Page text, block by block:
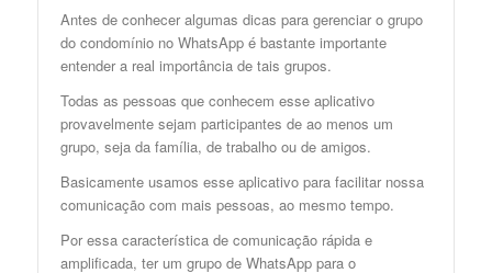
Antes de conhecer algumas dicas para gerenciar o grupo
do condomínio no WhatsApp é bastante importante
entender a real importância de tais grupos.
Todas as pessoas que conhecem esse aplicativo
provavelmente sejam participantes de ao menos um
grupo, seja da família, de trabalho ou de amigos.
Basicamente usamos esse aplicativo para facilitar nossa
comunicação com mais pessoas, ao mesmo tempo.
Por essa característica de comunicação rápida e
amplificada, ter um grupo de WhatsApp para o